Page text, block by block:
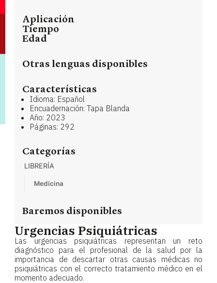
Aplicación
Tiempo
Edad
Otras lenguas disponibles
Características
Idioma: Español
Encuadernación: Tapa Blanda
Año: 2023
Páginas: 292
Categorías
LIBRERÍA
Medicina
Baremos disponibles
Urgencias Psiquiátricas
Las urgencias psiquiátricas representan un reto
diagnóstico para el profesional de la salud por la
importancia de descartar otras causas médicas no
psiquiátricas con el correcto tratamiento médico en el
momento adecuado.